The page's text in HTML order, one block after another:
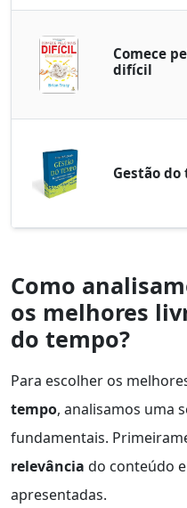
Comece
difícil
Gestão do
Como
os melhores
do tempo?
Para escolher os
tempo, analisamos uma
fundamentais.
relevância do conteúdo
apresentadas.